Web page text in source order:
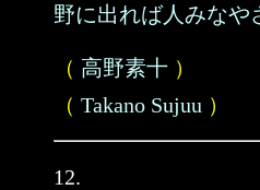
野に出れば人みなや
（ 高野素十 ）
（ Takano Sujuu ）
12.